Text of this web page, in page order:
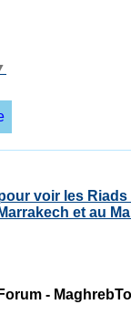
voir les Riads
Marrakech et au
-